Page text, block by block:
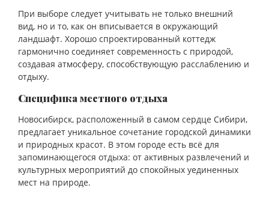
При выборе следует учитывать не только внешний
вид, но и то, как он вписывается в окружающий
ландшафт. Хорошо спроектированный коттедж
гармонично соединяет современность с природой,
создавая атмосферу, способствующую расслаблению и
отдыху.
Специфика местного отдыха
Новосибирск, расположенный в самом сердце Сибири,
предлагает уникальное сочетание городской динамики
и природных красот. В этом городе есть всё для
запоминающегося отдыха: от активных развлечений и
культурных мероприятий до спокойных уединенных
мест на природе.